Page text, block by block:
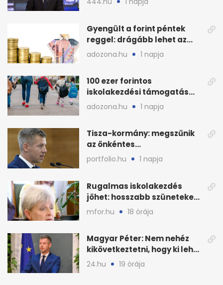
Gyengült a forint péntek
reggel: drágább lehet az
euró és a dollár
adozona.hu 1 napja
100 ezer forintos
iskolakezdési támogatás
2026 őszén: adózás,
munkáltatói plusz
adozona.hu 1 napja
Tisza-kormány: megszűnik
az önkéntes
fogyasztáscsökkentés
portfolio.hu 1 napja
Rugalmas iskolakezdés
jöhet: hosszabb szüneteket
javasolnak szeptembertől
mfor.hu 18 órája
Magyar Péter: Nem nehéz
kikövetkeztetni, hogy ki lehet
a három jelölt
24.hu 19 órája